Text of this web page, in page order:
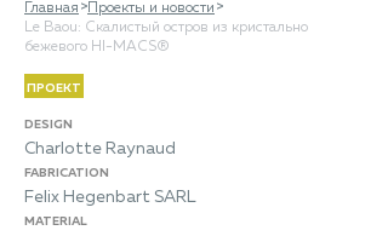
Главная
Проекты и новости
Le Baou: Скалистый остров из кристально
бежевого HI-MACS®
ПРОЕКТ
DESIGN
Charlotte Raynaud
FABRICATION
Felix Hegenbart SARL
MATERIAL